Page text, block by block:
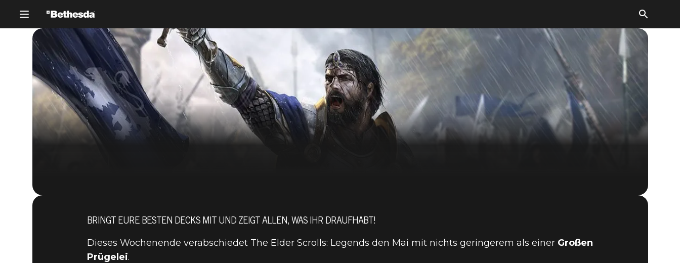
BRINGT EURE BESTEN DECKS MIT UND ZEIGT ALLEN, WAS IHR DRAUFHABT!
Dieses Wochenende verabschiedet The Elder Scrolls: Legends den Mai mit nichts geringerem als einer Großen
Prügelei.